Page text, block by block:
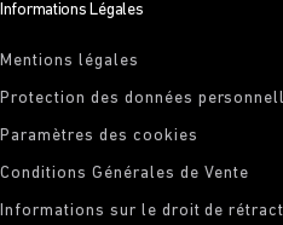
Informations Légales
Mentions légales
Protection des données
Paramètres des cookies
Conditions Générales de Vente
Informations sur le droit de